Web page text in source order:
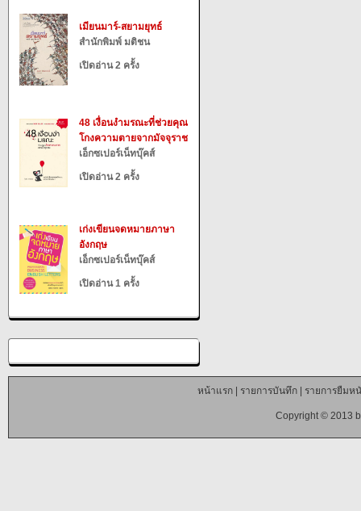
เมียนมาร์-สยามยุทธ์
สำนักพิมพ์ มติชน
เปิดอ่าน 2 ครั้ง
48 เงื่อนงำมรณะที่ช่วยคุณ
โกงความตายจากมัจจุราช
เอ็กซเปอร์เน็ทบุ๊คส์
เปิดอ่าน 2 ครั้ง
เก่งเขียนจดหมายภาษา
อังกฤษ
เอ็กซเปอร์เน็ทบุ๊คส์
เปิดอ่าน 1 ครั้ง
หน้าแรก| รายการบันทึก| รายการยืมห
Copyright © 2013